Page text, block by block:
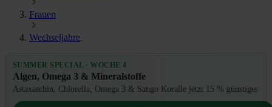
Frauen
Wechseljahre
SUMMER SPECIAL · WOCHE 4
Algen, Omega 3 & Mineralstoffe
Astaxanthin, Chlorella, Omega 3 & Sango Koralle jetzt 15 % günstiger